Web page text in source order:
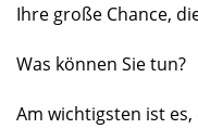
Ihre große Chance,
Was können Sie tun?
Am wichtigsten ist es,